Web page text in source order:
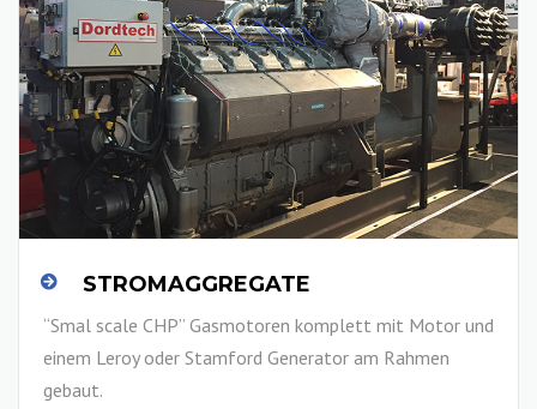
STROMAGGREGATE
“Smal scale CHP” Gasmotoren komplett mit Motor und
einem Leroy oder Stamford Generator am Rahmen
gebaut.